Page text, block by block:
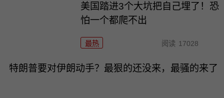
美国踏进3个大坑把自己埋了！恐
怕一个都爬不出
最热 阅读 17028
特朗普要对伊朗动手？最狠的还没来，最骚的来了